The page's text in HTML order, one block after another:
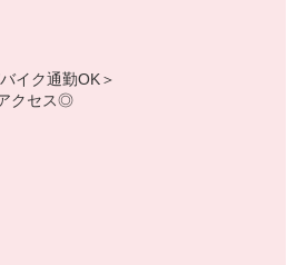
イク通勤OK＞
クセス◎